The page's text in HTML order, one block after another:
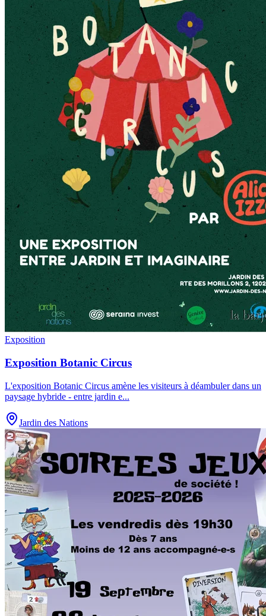
Exposition
Exposition Botanic Circus
L'exposition Botanic Circus amène les visiteurs à déambuler dans un
paysage hybride - entre jardin e...
Jardin des Nations